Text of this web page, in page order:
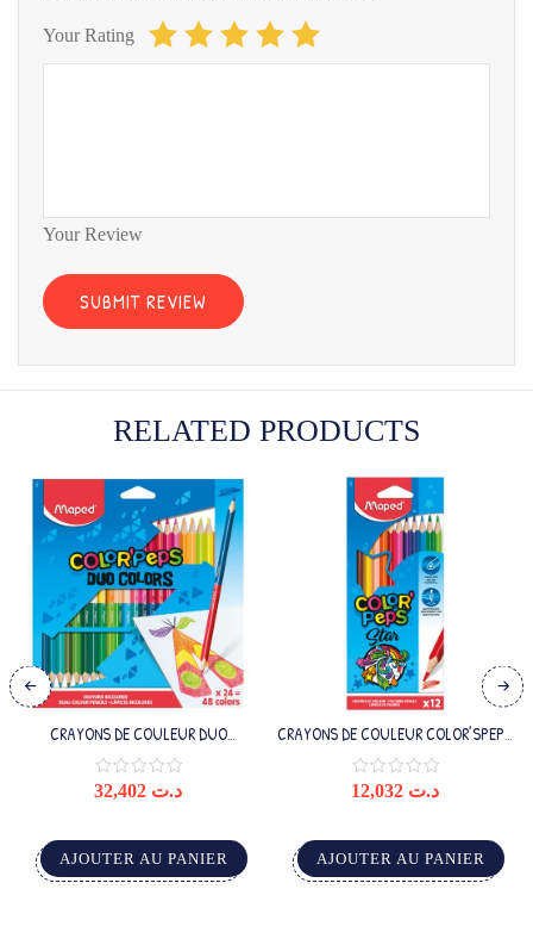
Your Rating
Your Review
RELATED PRODUCTS
CRAYONS DE COULEUR DUO
COLOR’PEPS X24
د.ت
AJOUTER AU PANIER
CRAYONS DE COULEUR COLOR’SPEPS
X12
د.ت
AJOUTER AU PANIER